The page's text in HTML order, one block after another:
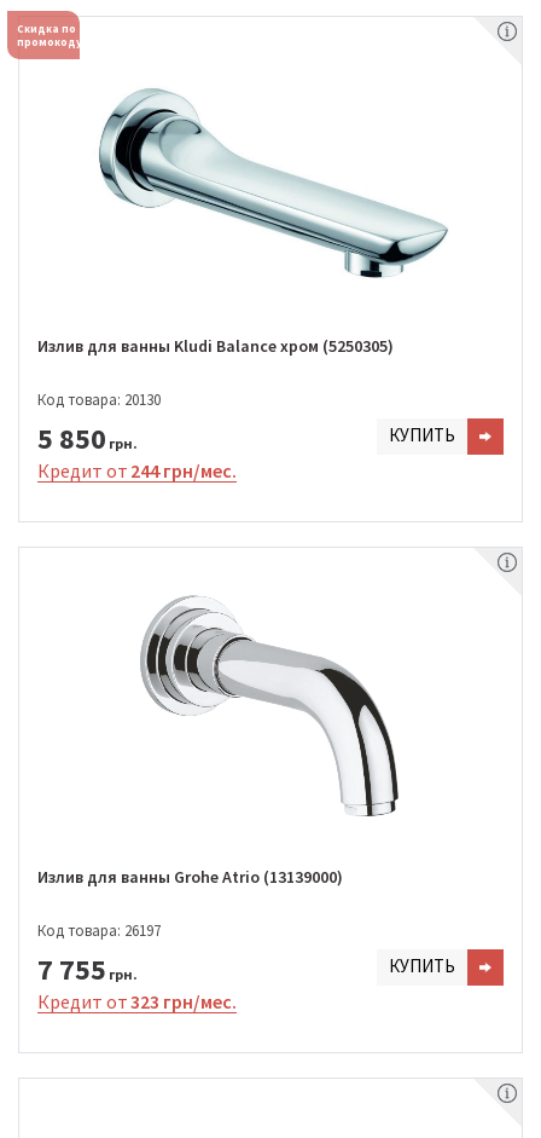
Скидка по
промокоду
Излив для ванны Kludi Balance хром (5250305)
Код товара: 20130
5 850 грн. КУПИТЬ
Кредит от 244 грн/мес.
Излив для ванны Grohe Atrio (13139000)
Код товара: 26197
7 755 грн. КУПИТЬ
Кредит от323 грн/мес.